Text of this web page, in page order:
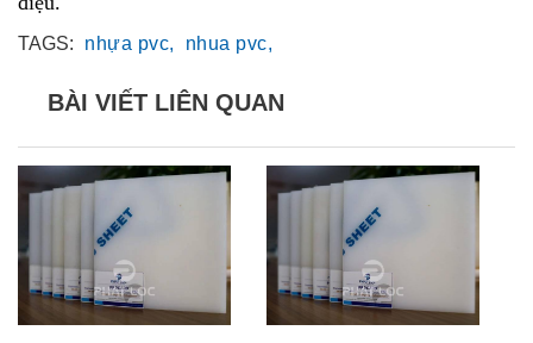
TAGS: nhựa pvc, nhua pvc,
BÀI VIẾT LIÊN QUAN